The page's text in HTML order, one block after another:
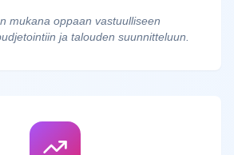
mukana oppaan vastuulliseen
ja talouden suunnitteluun.